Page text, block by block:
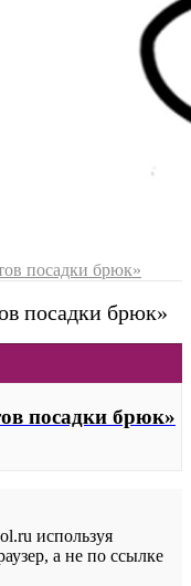
посадки брюк»
посадки брюк»
посадки брюк»
используя
а не по ссылке